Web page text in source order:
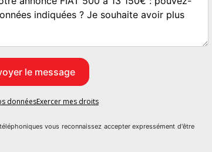
donnéesExercer mes droits
vous reconnaissez accepter expressément d'être